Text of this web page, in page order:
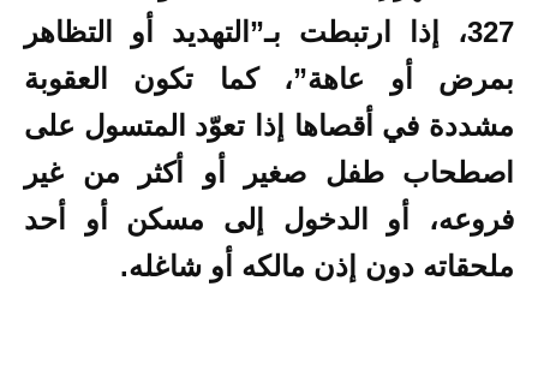
327، إذا ارتبطت بـ”التهديد أو التظاهر
بمرض أو عاهة”، كما تكون العقوبة
مشددة في أقصاها إذا تعوّد المتسول على
اصطحاب طفل صغير أو أكثر من غير
فروعه، أو الدخول إلى مسكن أو أحد
ملحقاته دون إذن مالكه أو شاغله.